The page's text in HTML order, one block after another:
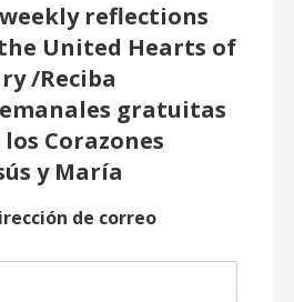
reflections
United Hearts of
/Reciba
gratuitas
Corazones
y María
de correo